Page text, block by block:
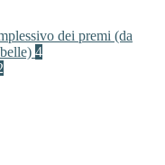
dei premi (da
4